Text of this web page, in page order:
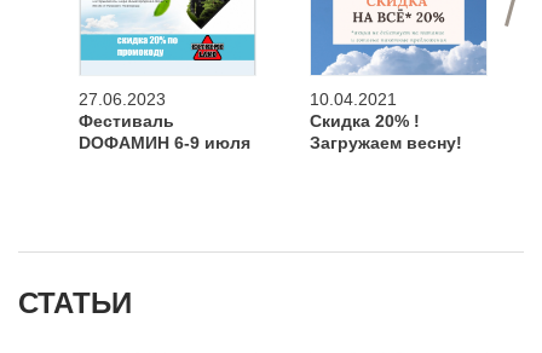
27.06.2023
Фестиваль
DOФАМИН 6-9 июля
10.04.2021
Скидка 20% !
Загружаем весну!
СТАТЬИ